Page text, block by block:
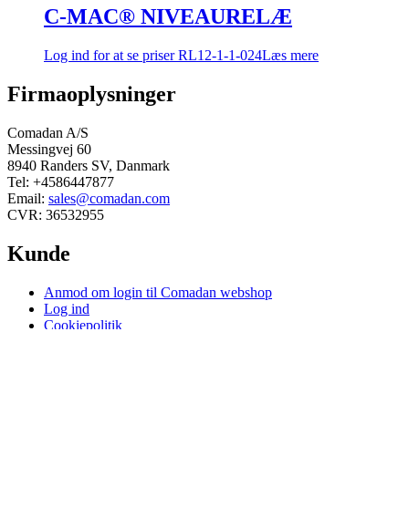
C-MAC® NIVEAURELÆ
Log ind for at se priserRL12-1-1-024Læs mere
Firmaoplysninger
Comadan A/S
Messingvej 60
8940 Randers SV, Danmark
Tel: +4586447877
Email: sales@comadan.com
CVR: 36532955
Kunde
Main
Menu
Anmod om login til Comadan webshop
Log ind
Cookiepolitik